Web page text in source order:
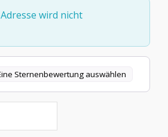
wird nicht
Sternenbewertung auswählen